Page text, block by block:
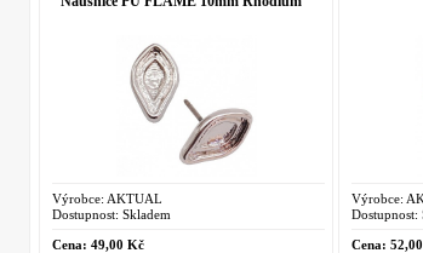
Výrobce: AKTUAL
Dostupnost: Skladem
Cena: 49,00 Kč
Výrobce:
Dostupnost:
Cena: